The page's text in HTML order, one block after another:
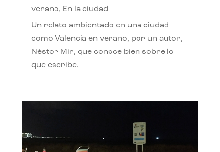
verano, En la ciudad
Un relato ambientado en una ciudad
como Valencia en verano, por un autor,
Néstor Mir, que conoce bien sobre lo
que escribe.